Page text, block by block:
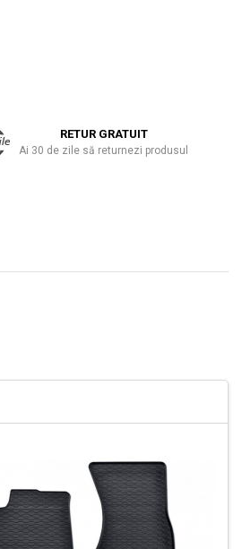
RETUR GRATUIT
Ai 30 de zile să returnezi produsul